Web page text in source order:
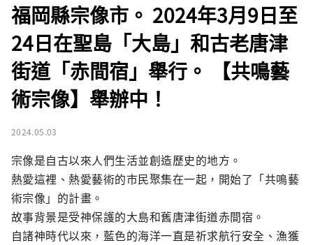
福岡縣宗像市。 2024年3月9日至
24日在聖島「大島」和古老唐津
街道「赤間宿」舉行。 【共鳴藝
術宗像】舉辦中！
2024.05.03
宗像是自古以來人們生活並創造歷史的地方。
熱愛這裡、熱愛藝術的市民聚集在一起，開始了「共鳴藝
術宗像」的計畫。
故事背景是受神保護的大島和舊唐津街道赤間宿。
自諸神時代以來，藍色的海洋一直是祈求航行安全、漁獲